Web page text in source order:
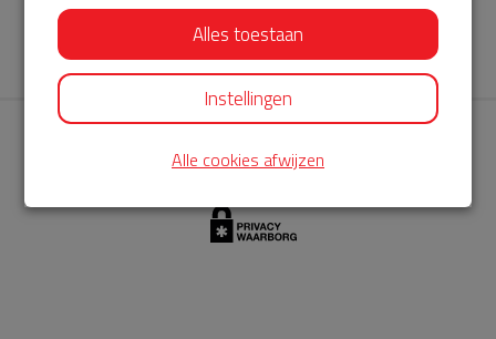
komende jaren. AED360-ProCardio is gespecialiseerd in de
levering en het onderhoud van Philips AED’s.
Alles toestaan
Instellingen
Alle cookies afwijzen